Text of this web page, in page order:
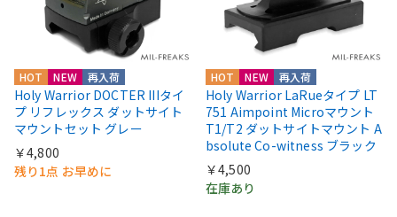
HOT NEW 再入荷
Holy Warrior DOCTER IIIタイ
プ リフレックス ダットサイト
マウントセット グレー
￥4,800
残り1点 お早めに
HOT NEW 再入荷
Holy Warrior LaRueタイプ LT
751 Aimpoint Microマウント
T1/T2 ダットサイトマウント A
bsolute Co-witness ブラック
￥4,500
在庫あり